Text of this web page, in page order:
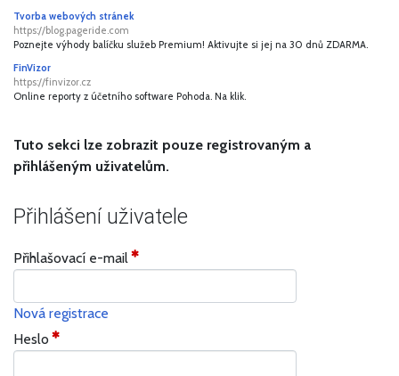
Tvorba webových stránek
https://blog.pageride.com
Poznejte výhody balíčku služeb Premium! Aktivujte si jej na 30 dnů ZDARMA.
FinVizor
https://finvizor.cz
Online reporty z účetního software Pohoda. Na klik.
Tuto sekci lze zobrazit pouze registrovaným a
přihlášeným uživatelům.
Přihlášení uživatele
Přihlašovací e-mail
Nová registrace
Heslo